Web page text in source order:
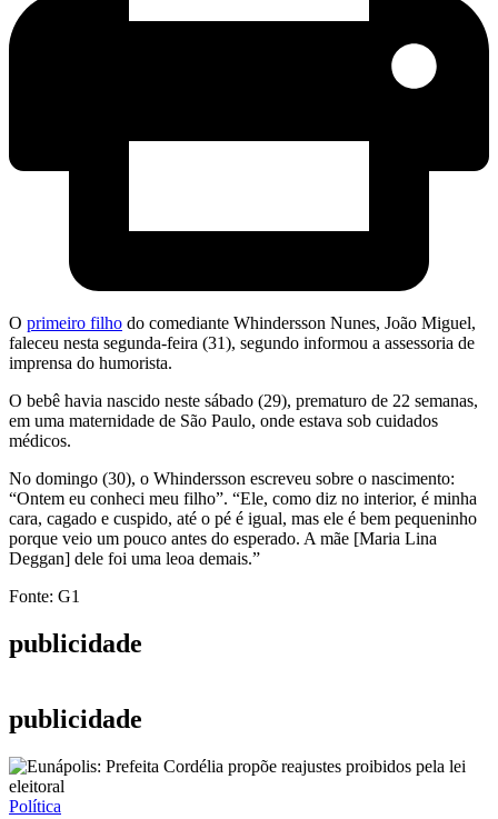
O primeiro filho do comediante Whindersson Nunes, João Miguel,
faleceu nesta segunda-feira (31), segundo informou a assessoria de
imprensa do humorista.
O bebê havia nascido neste sábado (29), prematuro de 22 semanas,
em uma maternidade de São Paulo, onde estava sob cuidados
médicos.
No domingo (30), o Whindersson escreveu sobre o nascimento:
“Ontem eu conheci meu filho”. “Ele, como diz no interior, é minha
cara, cagado e cuspido, até o pé é igual, mas ele é bem pequeninho
porque veio um pouco antes do esperado. A mãe [Maria Lina
Deggan] dele foi uma leoa demais.”
Fonte: G1
publicidade
publicidade
Política